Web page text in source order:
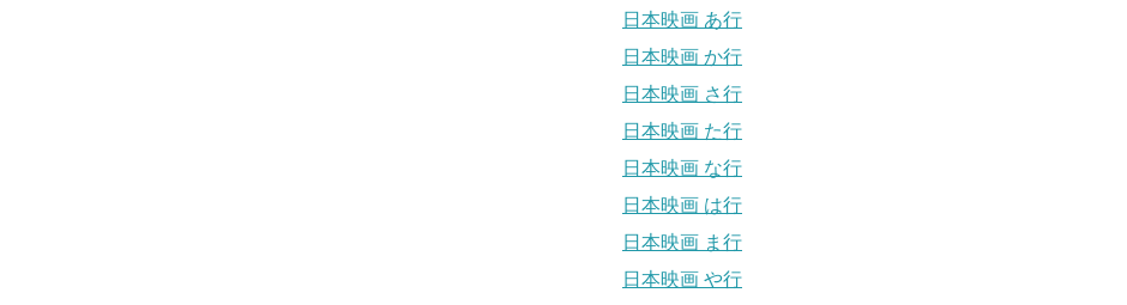
日本映画 あ行
日本映画 か行
日本映画 さ行
日本映画 た行
日本映画 な行
日本映画 は行
日本映画 ま行
日本映画 や行